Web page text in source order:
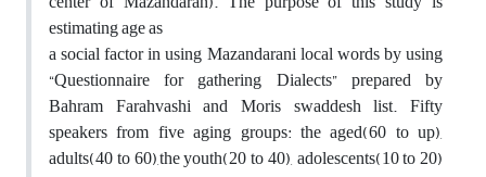
estimating age as
a social factor in using Mazandarani local words by using
“Questionnaire for gathering Dialects” prepared by
Bahram Farahvashi and Moris swaddesh list. Fifty
speakers from five aging groups: the aged(60 to up),
adults(40 to 60),the youth(20 to 40), adolescents(10 to 20)